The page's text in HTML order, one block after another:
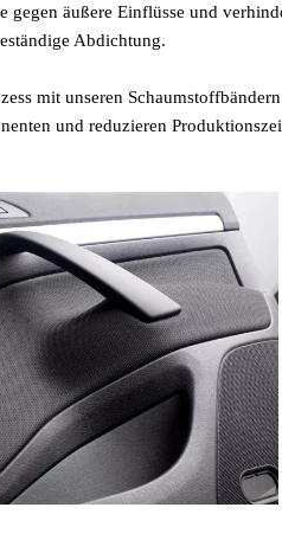
gegen äußere Einflüsse und
Abdichtung.
mit unseren
und reduzieren